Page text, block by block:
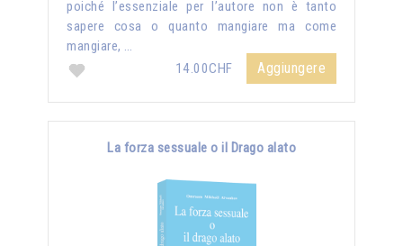
poiché l’essenziale per l’autore non è tanto
sapere cosa o quanto mangiare ma come
mangiare, …
14.00CHF
Aggiungere
La forza sessuale o il Drago alato